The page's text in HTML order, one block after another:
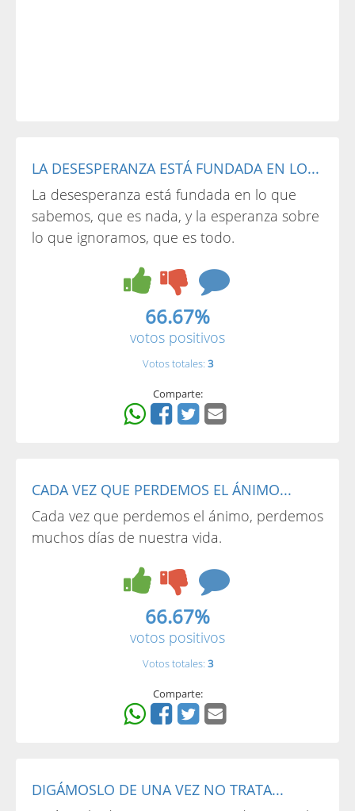
LA DESESPERANZA ESTÁ FUNDADA EN LO...
La desesperanza está fundada en lo que
sabemos, que es nada, y la esperanza sobre
lo que ignoramos, que es todo.
66.67%
votos positivos
Votos totales: 3
Comparte:
CADA VEZ QUE PERDEMOS EL ÁNIMO...
Cada vez que perdemos el ánimo, perdemos
muchos días de nuestra vida.
66.67%
votos positivos
Votos totales: 3
Comparte:
DIGÁMOSLO DE UNA VEZ NO TRATA...